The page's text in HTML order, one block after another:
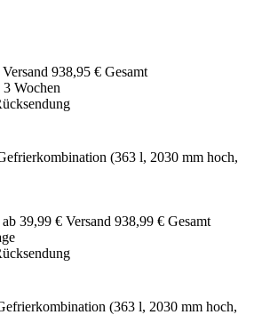
938,95 € Gesamt
Wochen
(363 l, 2030 mm hoch,
ab 39,99 € Versand 938,99 € Gesamt
(363 l, 2030 mm hoch,